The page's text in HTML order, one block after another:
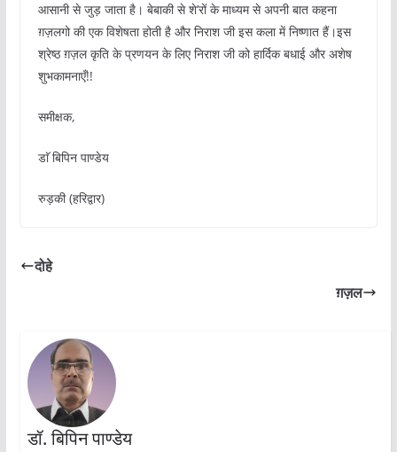
आसानी से जुड़ जाता है। बेबाकी से शे’रों के माध्यम से अपनी बात कहना
ग़ज़लगो की एक विशेषता होती है और निराश जी इस कला में निष्णात हैं।इस
श्रेष्ठ ग़ज़ल कृति के प्रणयन के लिए निराश जी को हार्दिक बधाई और अशेष
शुभकामनाएँ!!
समीक्षक,
डाॅ बिपिन पाण्डेय
रुड़की (हरिद्वार)
दोहे
ग़ज़ल
डॉ. बिपिन पाण्डेय